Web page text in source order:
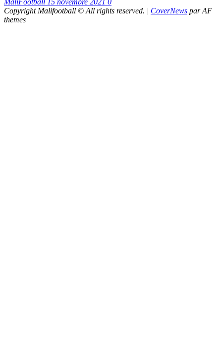
Copyright Malifootball © All rights reserved. | CoverNews par AF
themes